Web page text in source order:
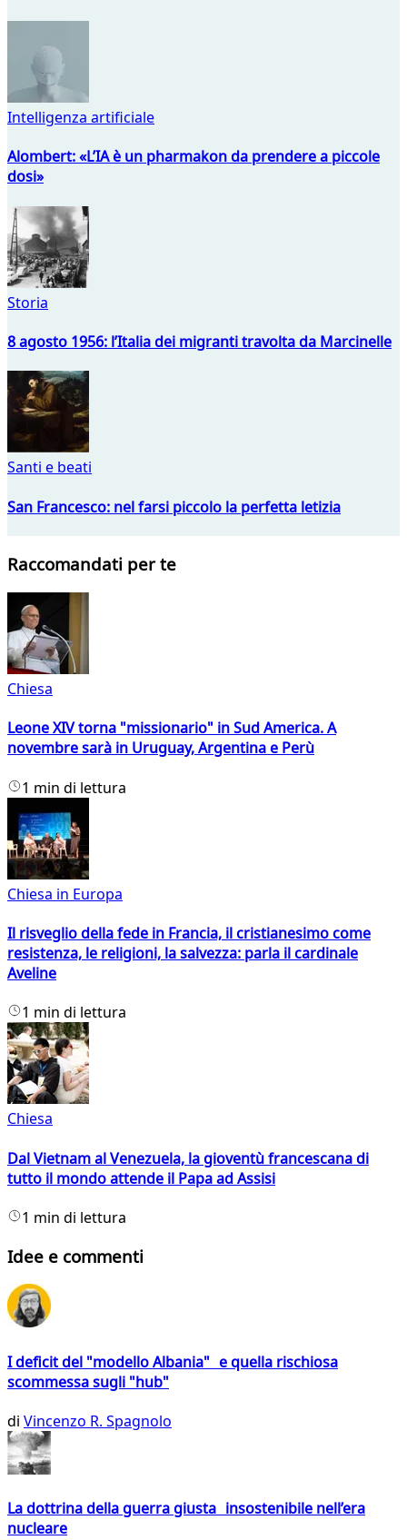
Intelligenza artificiale
Alombert: «L’IA è un pharmakon da prendere a piccole
dosi»
Storia
8 agosto 1956: l’Italia dei migranti travolta da Marcinelle
Santi e beati
San Francesco: nel farsi piccolo la perfetta letizia
Raccomandati per te
Chiesa
Leone XIV torna "missionario" in Sud America. A
novembre sarà in Uruguay, Argentina e Perù
1 min di lettura
Chiesa in Europa
Il risveglio della fede in Francia, il cristianesimo come
resistenza, le religioni, la salvezza: parla il cardinale
Aveline
1 min di lettura
Chiesa
Dal Vietnam al Venezuela, la gioventù francescana di
tutto il mondo attende il Papa ad Assisi
1 min di lettura
Idee e commenti
I deficit del "modello Albania" e quella rischiosa
scommessa sugli "hub"
di Vincenzo R. Spagnolo
La dottrina della guerra giusta insostenibile nell’era
nucleare